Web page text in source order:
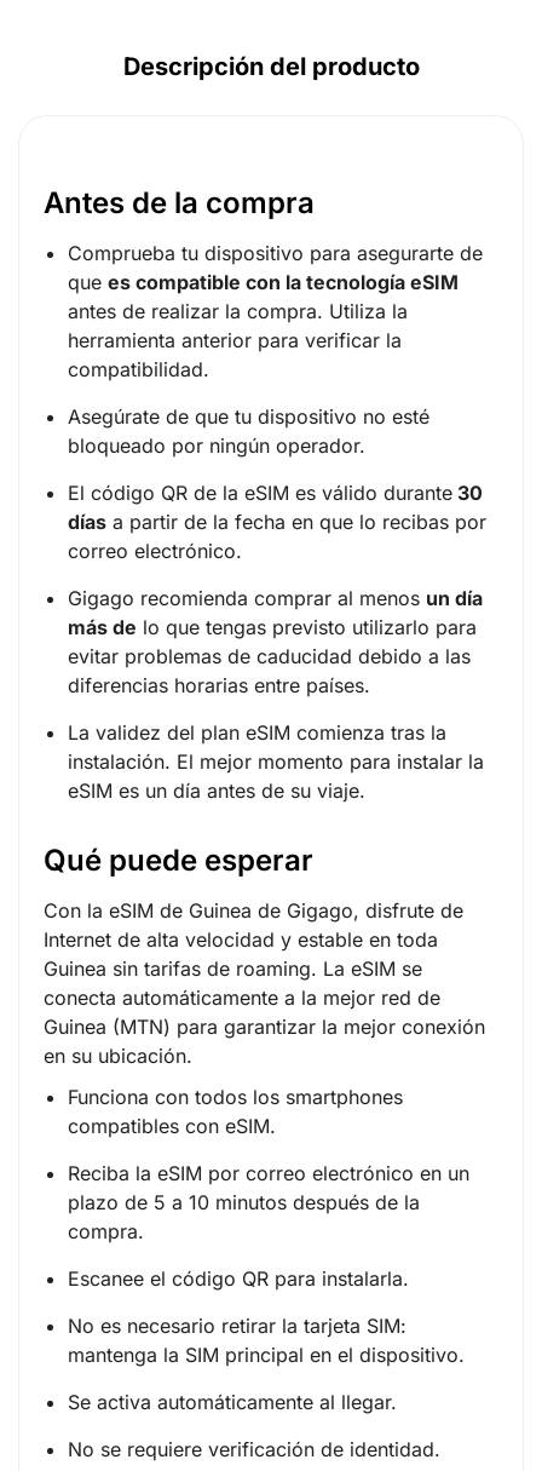
Descripción del producto
Antes de la compra
Comprueba tu dispositivo para asegurarte de
que es compatible con la tecnología eSIM
antes de realizar la compra. Utiliza la
herramienta anterior para verificar la
compatibilidad.
Asegúrate de que tu dispositivo no esté
bloqueado por ningún operador.
El código QR de la eSIM es válido durante 30
días a partir de la fecha en que lo recibas por
correo electrónico.
Gigago recomienda comprar al menos un día
más de lo que tengas previsto utilizarlo para
evitar problemas de caducidad debido a las
diferencias horarias entre países.
La validez del plan eSIM comienza tras la
instalación. El mejor momento para instalar la
eSIM es un día antes de su viaje.
Qué puede esperar
Con la eSIM de Guinea de Gigago, disfrute de
Internet de alta velocidad y estable en toda
Guinea sin tarifas de roaming. La eSIM se
conecta automáticamente a la mejor red de
Guinea (MTN) para garantizar la mejor conexión
en su ubicación.
Funciona con todos los smartphones
compatibles con eSIM.
Reciba la eSIM por correo electrónico en un
plazo de 5 a 10 minutos después de la
compra.
Escanee el código QR para instalarla.
No es necesario retirar la tarjeta SIM:
mantenga la SIM principal en el dispositivo.
Se activa automáticamente al llegar.
No se requiere verificación de identidad.